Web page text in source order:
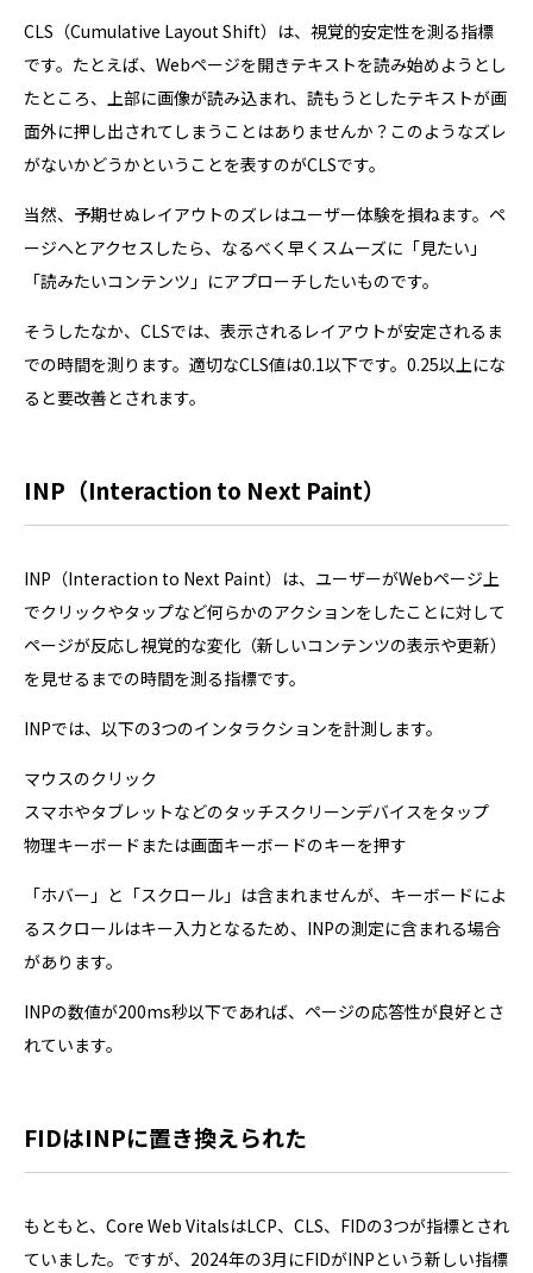
CLS（Cumulative Layout Shift）は、視覚的安定性を測る指標
です。たとえば、Webページを開きテキストを読み始めようとし
たところ、上部に画像が読み込まれ、読もうとしたテキストが画
面外に押し出されてしまうことはありませんか？このようなズレ
がないかどうかということを表すのがCLSです。
当然、予期せぬレイアウトのズレはユーザー体験を損ねます。ペ
ージへとアクセスしたら、なるべく早くスムーズに「見たい」
「読みたいコンテンツ」にアプローチしたいものです。
そうしたなか、CLSでは、表示されるレイアウトが安定されるま
での時間を測ります。適切なCLS値は0.1以下です。0.25以上にな
ると要改善とされます。
INP（Interaction to Next Paint）
INP（Interaction to Next Paint）は、ユーザーがWebページ上
でクリックやタップなど何らかのアクションをしたことに対して
ページが反応し視覚的な変化（新しいコンテンツの表示や更新）
を見せるまでの時間を測る指標です。
INPでは、以下の3つのインタラクションを計測します。
マウスのクリック
スマホやタブレットなどのタッチスクリーンデバイスをタップ
物理キーボードまたは画面キーボードのキーを押す
「ホバー」と「スクロール」は含まれませんが、キーボードによ
るスクロールはキー入力となるため、INPの測定に含まれる場合
があります。
INPの数値が200ms秒以下であれば、ページの応答性が良好とさ
れています。
FIDはINPに置き換えられた
もともと、Core Web VitalsはLCP、CLS、FIDの3つが指標とされ
ていました。ですが、2024年の3月にFIDがINPという新しい指標